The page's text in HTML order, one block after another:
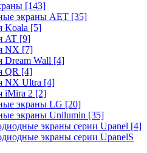
[143]
экраны AET [35]
Koala [5]
AT [9]
NX [7]
Dream Wall [4]
QR [4]
NX Ultra [4]
iMira 2 [2]
экраны LG [20]
экраны Unilumin [35]
экраны серии Upanel [4]
экраны серии UpanelS